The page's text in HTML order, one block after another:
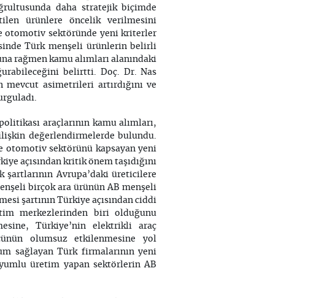
daha stratejik biçimde
ürünlere öncelik verilmesini
otomotiv sektöründe yeni kriterler
Türk menşeli ürünlerin belirli
rağmen kamu alımları alanındaki
belirtti. Doç. Dr. Nas
mevcut asimetrileri artırdığını ve
araçlarının kamu alımları,
değerlendirmelerde bulundu.
otomotiv sektörünü kapsayan yeni
açısından kritik önem taşıdığını
Avrupa’daki üreticilere
birçok ara ürünün AB menşeli
şartının Türkiye açısından ciddi
merkezlerinden biri olduğunu
Türkiye’nin elektrikli araç
olumsuz etkilenmesine yol
sağlayan Türk firmalarının yeni
üretim yapan sektörlerin AB